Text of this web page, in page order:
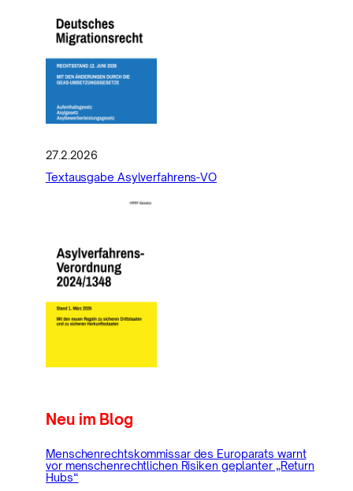
27.2.2026
Textausgabe Asylverfahrens-VO
Neu im Blog
Menschenrechtskommissar des Europarats warnt
vor menschenrechtlichen Risiken geplanter „Return
Hubs“